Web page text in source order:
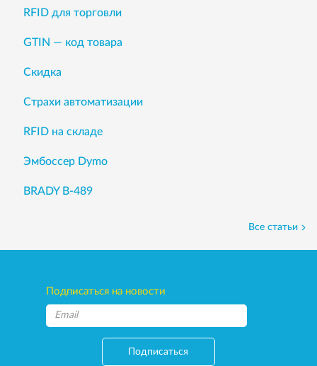
RFID для торговли
GTIN — код товара
Скидка
Страхи автоматизации
RFID на складе
Эмбоссер Dymo
BRADY B-489
Все статьи
Подписаться на новости
Подписаться